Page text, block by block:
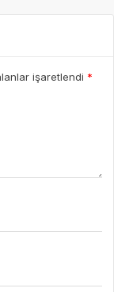
işaretlendi *